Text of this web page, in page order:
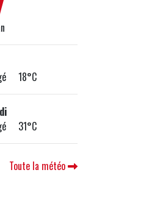
18°C
31°C
Toute la météo